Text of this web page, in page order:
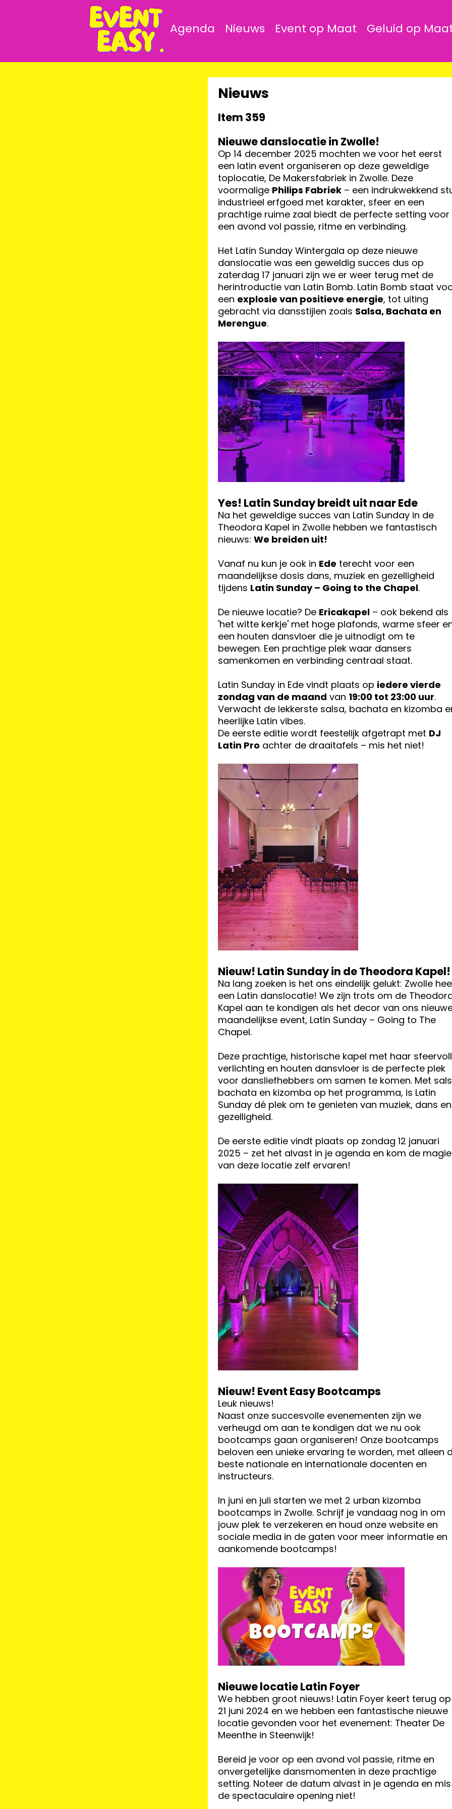
Agenda Nieuws Event op Maat Geluid op
Nieuws
Item 359
Nieuwe danslocatie in Zwolle!
Op 14 december 2025 mochten we voor het eerst
een latin event organiseren op deze geweldige
toplocatie, De Makersfabriek in Zwolle. Deze
voormalige Philips Fabriek – een indrukwekkend
industrieel erfgoed met karakter, sfeer en een
prachtige ruime zaal biedt de perfecte setting voor
een avond vol passie, ritme en verbinding.
Het Latin Sunday Wintergala op deze nieuwe
danslocatie was een geweldig succes dus op
zaterdag 17 januari zijn we er weer terug met de
herintroductie van Latin Bomb. Latin Bomb staat
een explosie van positieve energie, tot uiting
gebracht via dansstijlen zoals Salsa, Bachata en
Merengue.
Yes! Latin Sunday breidt uit naar Ede
Na het geweldige succes van Latin Sunday in de
Theodora Kapel in Zwolle hebben we fantastisch
nieuws: We breiden uit!
Vanaf nu kun je ook in Ede terecht voor een
maandelijkse dosis dans, muziek en gezelligheid
tijdens Latin Sunday – Going to the Chapel.
De nieuwe locatie? De Ericakapel – ook bekend als
'het witte kerkje' met hoge plafonds, warme sfeer
een houten dansvloer die je uitnodigt om te
bewegen. Een prachtige plek waar dansers
samenkomen en verbinding centraal staat.
Latin Sunday in Ede vindt plaats op iedere vierde
zondag van de maand van 19:00 tot 23:00 uur.
Verwacht de lekkerste salsa, bachata en kizomba
heerlijke Latin vibes.
De eerste editie wordt feestelijk afgetrapt met DJ
Latin Pro achter de draaitafels – mis het niet!
Nieuw! Latin Sunday in de Theodora Kapel!
Na lang zoeken is het ons eindelijk gelukt: Zwolle
een Latin danslocatie! We zijn trots om de
Kapel aan te kondigen als het decor van ons
maandelijkse event, Latin Sunday – Going to The
Chapel.
Deze prachtige, historische kapel met haar
verlichting en houten dansvloer is de perfecte plek
voor dansliefhebbers om samen te komen. Met
bachata en kizomba op het programma, is Latin
Sunday dé plek om te genieten van muziek, dans en
gezelligheid.
De eerste editie vindt plaats op zondag 12 januari
2025 – zet het alvast in je agenda en kom de magie
van deze locatie zelf ervaren!
Nieuw! Event Easy Bootcamps
Leuk nieuws!
Naast onze succesvolle evenementen zijn we
verheugd om aan te kondigen dat we nu ook
bootcamps gaan organiseren! Onze bootcamps
beloven een unieke ervaring te worden, met alleen
beste nationale en internationale docenten en
instructeurs.
In juni en juli starten we met 2 urban kizomba
bootcamps in Zwolle. Schrijf je vandaag nog in om
jouw plek te verzekeren en houd onze website en
sociale media in de gaten voor meer informatie en
aankomende bootcamps!
Nieuwe locatie Latin Foyer
We hebben groot nieuws! Latin Foyer keert terug op
21 juni 2024 en we hebben een fantastische nieuwe
locatie gevonden voor het evenement: Theater De
Meenthe in Steenwijk!
Bereid je voor op een avond vol passie, ritme en
onvergetelijke dansmomenten in deze prachtige
setting. Noteer de datum alvast in je agenda en mis
de spectaculaire opening niet!